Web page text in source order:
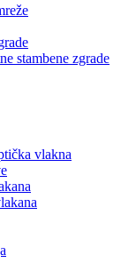
stambene zgrade
vlakna